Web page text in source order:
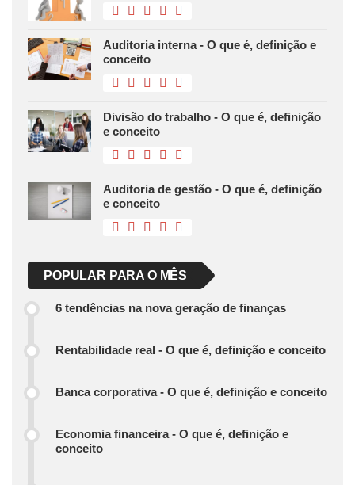
Auditoria interna - O que é, definição e
conceito
Divisão do trabalho - O que é, definição
e conceito
Auditoria de gestão - O que é, definição
e conceito
POPULAR PARA O MÊS
6 tendências na nova geração de finanças
Rentabilidade real - O que é, definição e conceito
Banca corporativa - O que é, definição e conceito
Economia financeira - O que é, definição e
conceito